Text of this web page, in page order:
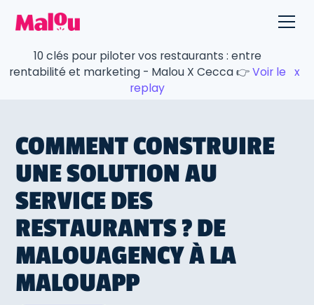
10 clés pour piloter vos restaurants : entre
rentabilité et marketing - Malou X Cecca 👉Voir le
replay
x
COMMENT CONSTRUIRE
UNE SOLUTION AU
SERVICE DES
RESTAURANTS ? DE
MALOUAGENCY À LA
MALOUAPP